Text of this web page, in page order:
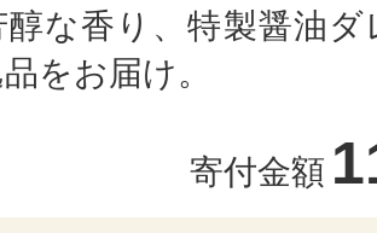
醇な香り、特製醤油
をお届け。
寄付金額